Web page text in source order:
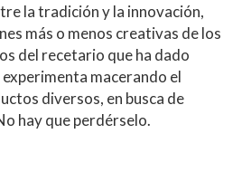
la tradición y la innovación,
más o menos creativas de los
del recetario que ha dado
experimenta macerando el
diversos, en busca de
hay que perdérselo.